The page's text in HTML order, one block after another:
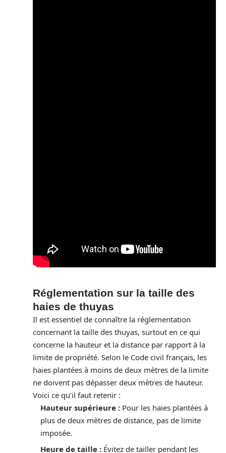
Réglementation sur la taille des
haies de thuyas
Il est essentiel de connaître la réglementation
concernant la taille des thuyas, surtout en ce qui
concerne la hauteur et la distance par rapport à la
limite de propriété. Selon le Code civil français, les
haies plantées à moins de deux mètres de la limite
ne doivent pas dépasser deux mètres de hauteur.
Voici ce qu’il faut retenir :
Hauteur supérieure : Pour les haies plantées à
plus de deux mètres de distance, pas de limite
imposée.
Heure de taille : Évitez de tailler pendant les